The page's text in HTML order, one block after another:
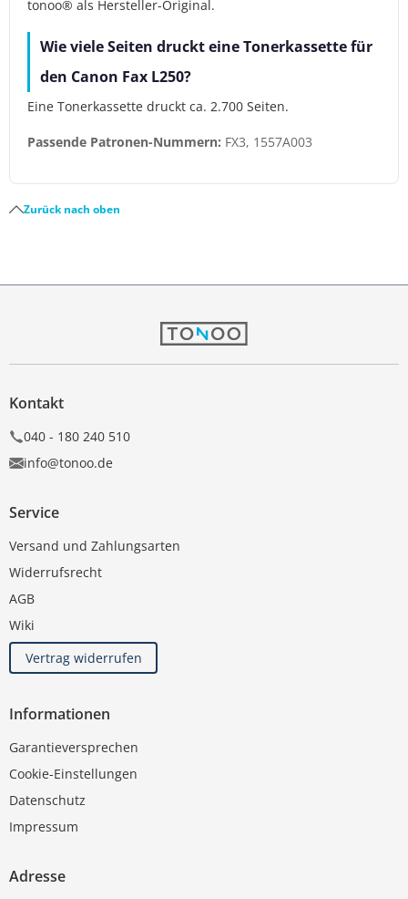
tonoo® als Hersteller-Original.
Wie viele Seiten druckt eine Tonerkassette für
den Canon Fax L250?
Eine Tonerkassette druckt ca. 2.700 Seiten.
Passende Patronen-Nummern: FX3, 1557A003
Zurück nach oben
Kontakt
040 - 180 240 510
info@tonoo.de
Service
Versand und Zahlungsarten
Widerrufsrecht
AGB
Wiki
Vertrag widerrufen
Informationen
Garantieversprechen
Cookie-Einstellungen
Datenschutz
Impressum
Adresse